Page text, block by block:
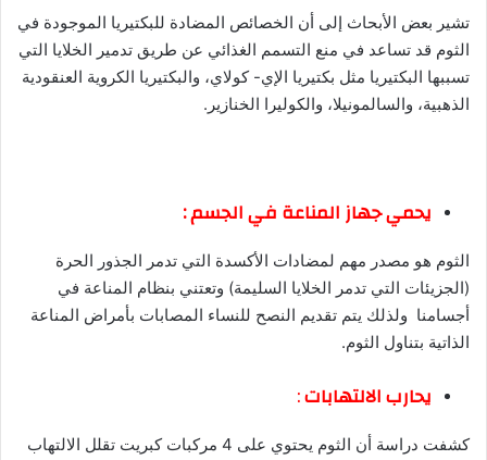
تشير بعض الأبحاث إلى أن الخصائص المضادة للبكتيريا الموجودة في
الثوم قد تساعد في منع التسمم الغذائي عن طريق تدمير الخلايا التي
تسببها البكتيريا مثل بكتيريا الإي- كولاي، والبكتيريا الكروية العنقودية
الذهبية، والسالمونيلا، والكوليرا الخنازير.
يحمي جهاز المناعة في الجسم :
الثوم هو مصدر مهم لمضادات الأكسدة التي تدمر الجذور الحرة
(الجزيئات التي تدمر الخلايا السليمة) وتعتني بنظام المناعة في
أجسامنا ولذلك يتم تقديم النصح للنساء المصابات بأمراض المناعة
الذاتية بتناول الثوم.
يحارب الالتهابات:
كشفت دراسة أن الثوم يحتوي على 4 مركبات كبريت تقلل الالتهاب